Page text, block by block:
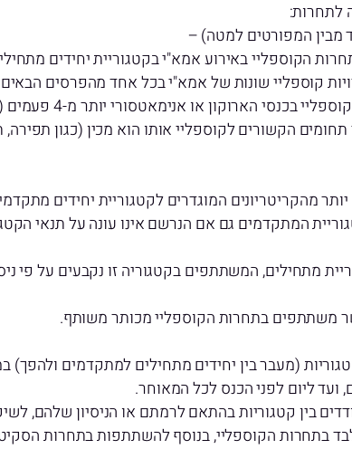
לתחרות:
מבין המפורטים למטה) –
הקוספליי באירוע אמא"י בקטגוריית יחידים
קוספליי שונות של אמא"י בכל אחד מהפרסים
או אנימאטסורי יותר מ-4 פעמים (לא כולל תחרות הסקיטים).
מהקריטריונים המוגדרים לקטגוריית יחידים
המתקדמים גם אם הנרשם אינו עונה על תנאי
מתחילים, המשתתפים בקטגוריה זו נקבעים על פי
משתתפים בתחרות הקוספליי מכותר משותף.
(מעבר בין יחידים מתחילים למתקדמים
ליום לפני הכנס לכל המאוחר.
בין קטגוריות בהתאם לרמתם או הניסיון שלהם,
בתחרות הקוספליי, בנוסף להשתתפות בתחרות